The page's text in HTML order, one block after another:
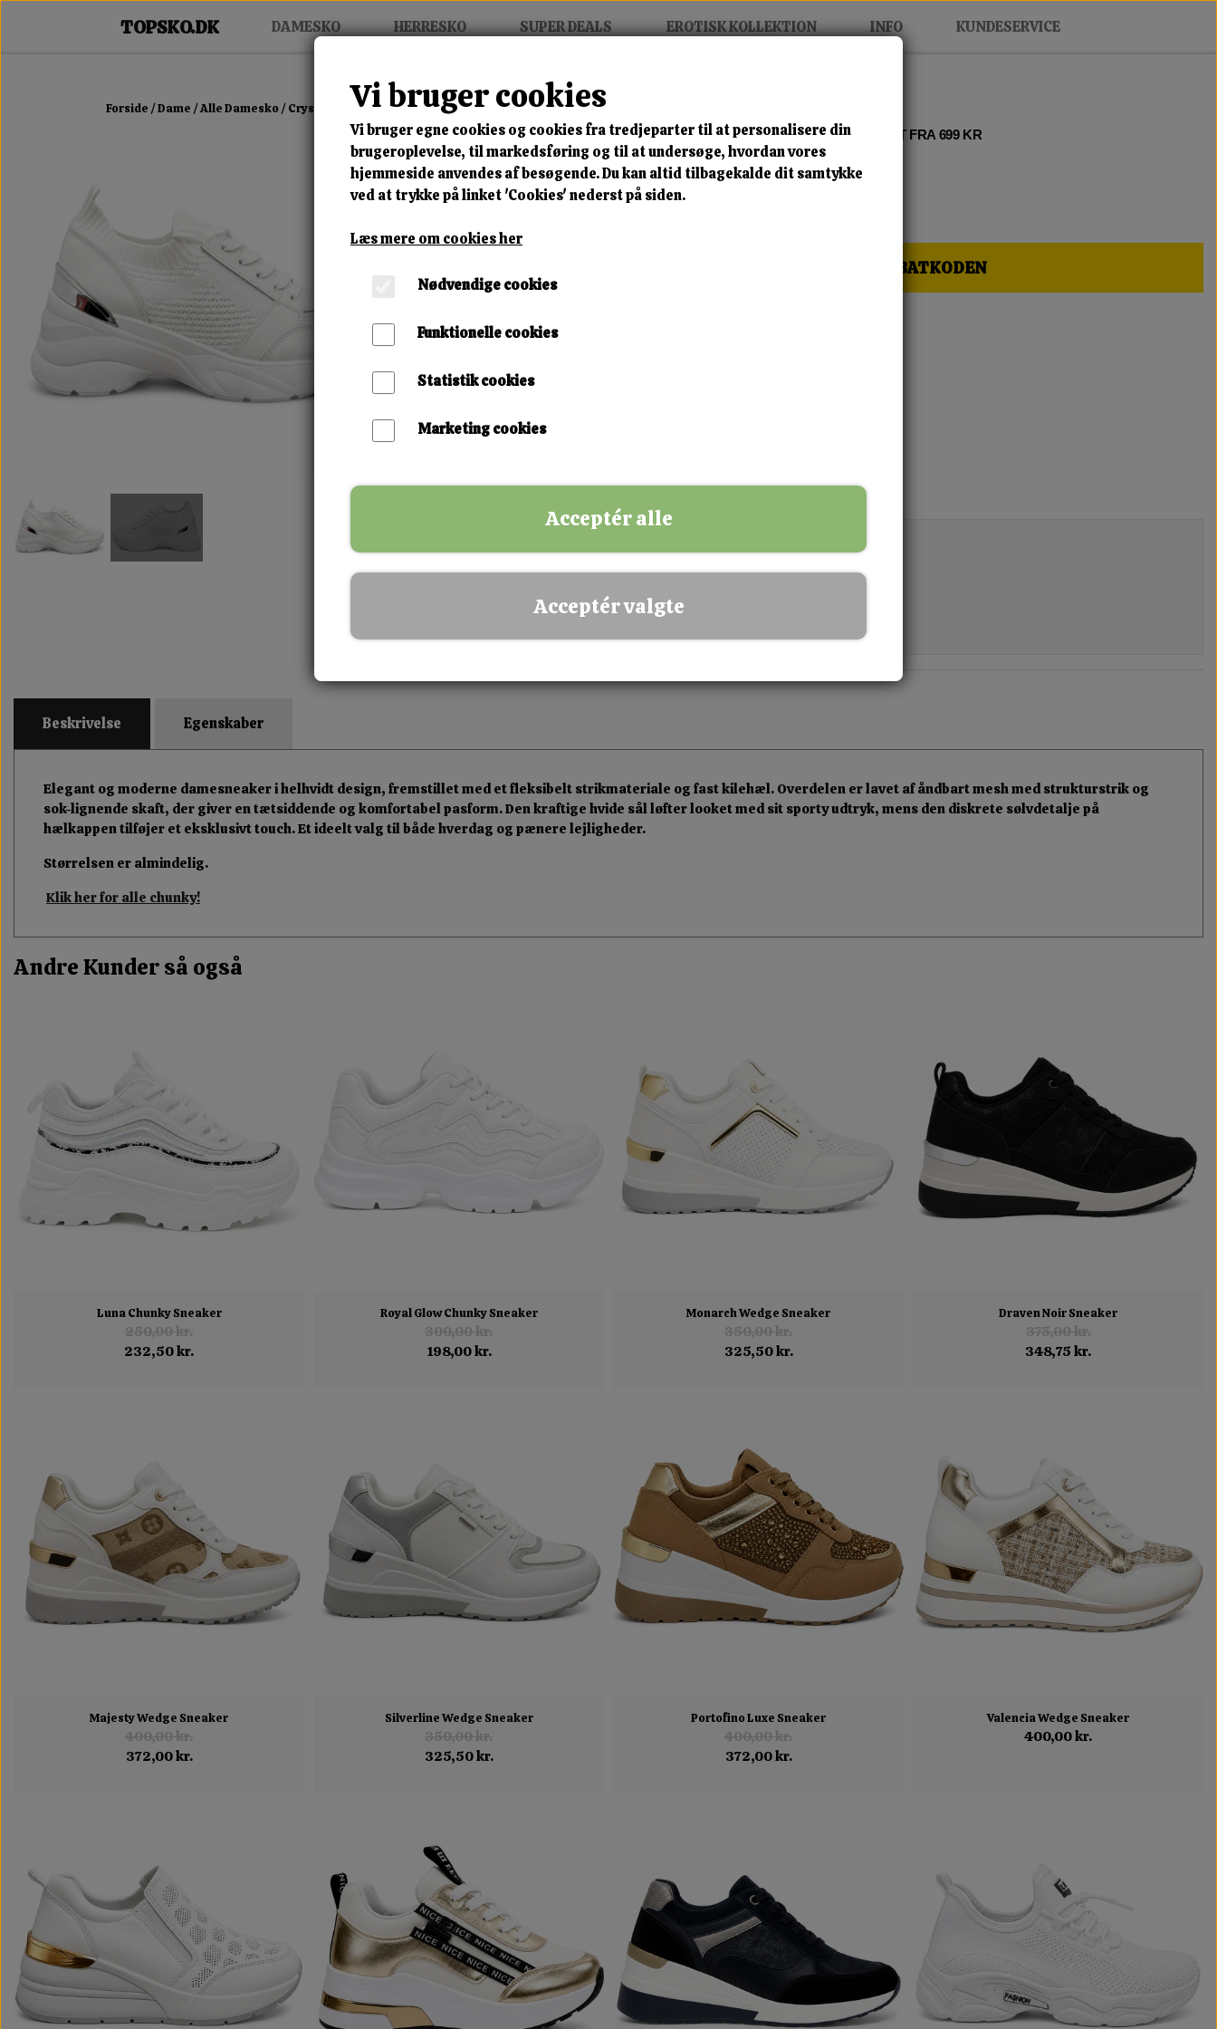
DAMESKO HERRESKO SUPER DEALS EROTISK KOLLEKTION INFO KUNDESERVICE
Forside Dame Alle Damesko
Crystal Rise Sneaker
MIX FRIT • KØB 3 BETAL FOR 2 • FRI FRAGT FRA 699 KR
Crystal Rise Sneaker
🎁 SPAR 10 % – KLIK HER OG FÅ RABATKODEN
325,50 kr.
Størrelse
✅ Dansk webshop
✅ Fysisk butik i Esbjerg
Beskrivelse Egenskaber
Elegant og moderne damesneaker i helhvidt design, fremstillet med et fleksibelt strikmateriale og fast kilehæl. Overdelen er lavet af åndbart mesh med strukturstrik og
sok-lignende skaft, der giver en tætsiddende og komfortabel pasform. Den kraftige hvide sål løfter looket med sit sporty udtryk, mens den diskrete sølvdetalje på
hælkappen tilføjer et eksklusivt touch. Et ideelt valg til både hverdag og pænere lejligheder.
Størrelsen er almindelig.
Klik her for alle chunky!
Andre Kunder så også
Luna Chunky Sneaker
250,00 kr.
232,50 kr.
Royal Glow Chunky Sneaker
300,00 kr.
198,00 kr.
Monarch Wedge Sneaker
350,00 kr.
325,50 kr.
Draven Noir Sneaker
375,00 kr.
348,75 kr.
Majesty Wedge Sneaker
400,00 kr.
372,00 kr.
Silverline Wedge Sneaker
350,00 kr.
325,50 kr.
Portofino Luxe Sneaker
400,00 kr.
372,00 kr.
Valencia Wedge Sneaker
400,00 kr.
Vi bruger cookies
Vi bruger egne cookies og cookies fra tredjeparter til at personalisere din
brugeroplevelse, til markedsføring og til at undersøge, hvordan vores
hjemmeside anvendes af besøgende. Du kan altid tilbagekalde dit samtykke
ved at trykke på linket 'Cookies' nederst på siden.
Læs mere om cookies her
Nødvendige cookies
Funktionelle cookies
Statistik cookies
Marketing cookies
Acceptér alle
Acceptér valgte